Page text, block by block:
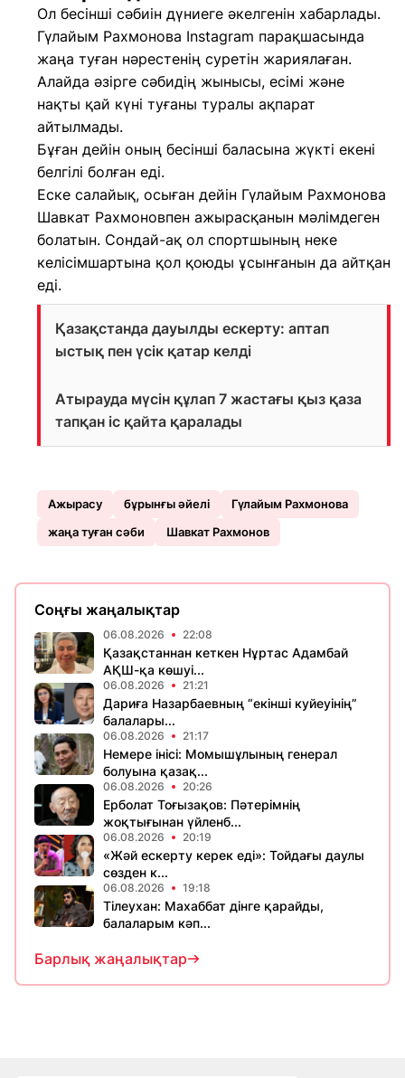
Ол бесінші сәбиін дүниеге әкелгенін хабарлады.
Гүлайым Рахмонова Instagram парақшасында
жаңа туған нәрестенің суретін жариялаған.
Алайда әзірге сәбидің жынысы, есімі және
нақты қай күні туғаны туралы ақпарат
айтылмады.
Бұған дейін оның бесінші баласына жүкті екені
белгілі болған еді.
Еске салайық, осыған дейін Гүлайым Рахмонова
Шавкат Рахмоновпен ажырасқанын мәлімдеген
болатын. Сондай-ақ ол спортшының неке
келісімшартына қол қоюды ұсынғанын да айтқан
еді.
Қазақстанда дауылды ескерту: аптап
ыстық пен үсік қатар келді
Атырауда мүсін құлап 7 жастағы қыз қаза
тапқан іс қайта қаралады
Ажырасу бұрынғы әйелі
Гүлайым Рахмонова
жаңа туған сәби
Шавкат Рахмонов
Соңғы жаңалықтар
06.08.2026 22:08
Қазақстаннан кеткен Нұртас Адамбай
АҚШ-қа көшуі...
06.08.2026 21:21
Дариға Назарбаевның “екінші куйеуінің”
балалары...
06.08.2026 21:17
Немере інісі: Момышұлының генерал
болуына қазақ...
06.08.2026 20:26
Ерболат Тоғызақов: Пәтерімнің
жоқтығынан үйленб...
06.08.2026 20:19
«Жәй ескерту керек еді»: Тойдағы даулы
сөзден к...
06.08.2026 19:18
Тілеухан: Махаббат дінге қарайды,
балаларым кәп...
Барлық жаңалықтар